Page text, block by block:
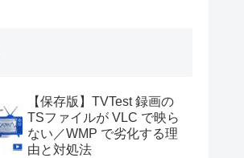
【保存版】TVTest 録画の
TSファイルが VLC で映ら
ない／WMP で劣化する理
由と対処法